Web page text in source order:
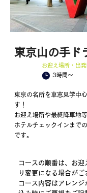
東京山の手ド
お迎え場所・出
3時間～
東京の名所を車窓見学中
す！
お迎え場所や最終降車地
ホテルチェックインまで
です。
コースの順番は、お迎
り変更になる場合がご
コース内容はアレンジ